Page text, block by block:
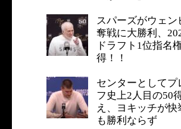
スパーズがウェン
奪戦に大勝利、
ドラフト1位指名
得！！
センターとしてプ
フ史上2人目の50
え、ヨキッチが快
も勝利ならず